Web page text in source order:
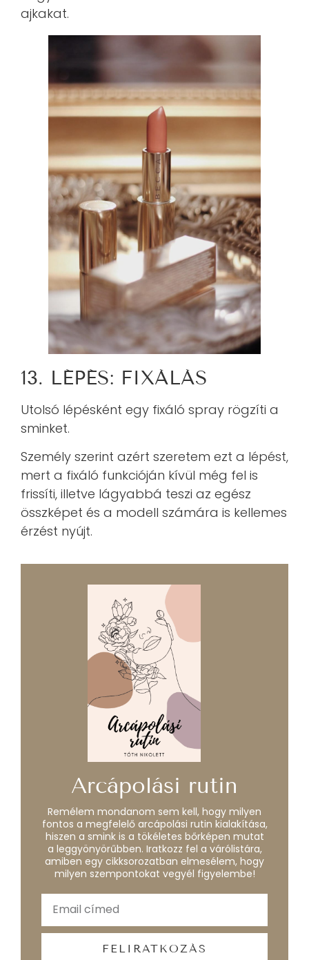
ajkakat.
13. LÉPÉS: FIXÁLÁS
Utolsó lépésként egy fixáló spray rögzíti a
sminket.
Személy szerint azért szeretem ezt a lépést,
mert a fixáló funkcióján kívül még fel is
frissíti, illetve lágyabbá teszi az egész
összképet és a modell számára is kellemes
érzést nyújt.
Arcápolási rutin
Remélem mondanom sem kell, hogy milyen
fontos a megfelelő arcápolási rutin kialakítása,
hiszen a smink is a tökéletes bőrképen mutat
a leggyönyörűbben. Iratkozz fel a várólistára,
amiben egy cikksorozatban elmesélem, hogy
milyen szempontokat vegyél figyelembe!
FELIRATKOZÁS